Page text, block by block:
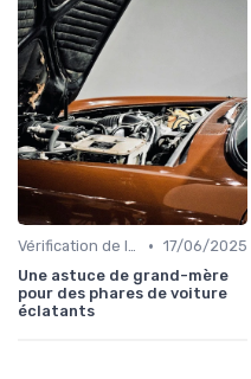
Vérification de l'Historique du Véhicule • 17/06/2025
Une astuce de grand-mère
pour des phares de voiture
éclatants